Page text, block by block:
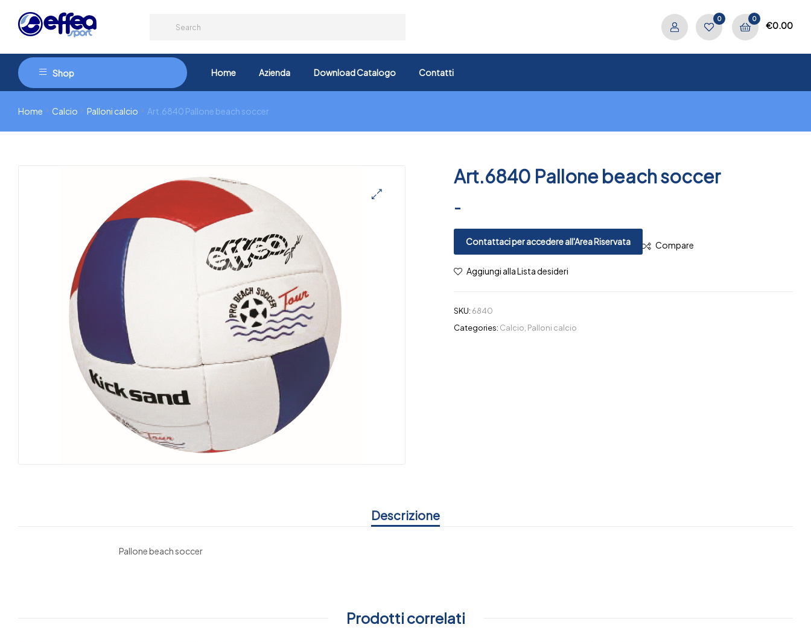
0 0
€0.00
Shop Home Azienda Download Catalogo Contatti
Home Calcio Palloni calcio Art.6840 Pallone beach soccer
Art.6840 Pallone beach soccer
-
Contattaci per accedere all'Area Riservata Compare
Aggiungi alla Lista desideri
SKU: 6840
Categories: Calcio, Palloni calcio
Descrizione
Pallone beach soccer
Prodotti correlati